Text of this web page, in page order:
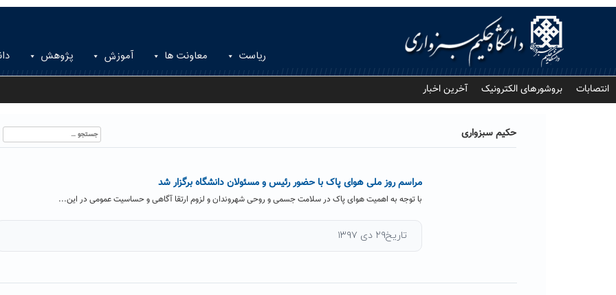
ریاست معاونت ها آموزش پژوهش
انتصابات بروشورهای الکترونیک آخرین اخبار
حکیم سبزواری
جستجو
برای:
مراسم روز ملی هوای پاک با حضور رئیس و مسئولان دانشگاه برگزار شد
با توجه به اهمیت هوای پاک در سلامت جسمی و روحی شهروندان و لزوم ارتقا آگاهی و حساسیت عمومی در این...
تاریخ۲۹ دی ۱۳۹۷